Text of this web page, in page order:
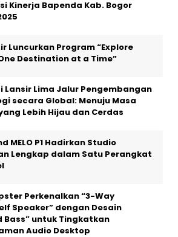
Kinerja Bapenda Kab. Bogor
Luncurkan Program “Explore
Destination at a Time”
Lansir Lima Jalur Pengembangan
secara Global: Menuju Masa
Lebih Hijau dan Cerdas
MELO P1 Hadirkan Studio
Lengkap dalam Satu Perangkat
Perkenalkan “3-Way
Speaker” dengan Desain
Bass” untuk Tingkatkan
Audio Desktop